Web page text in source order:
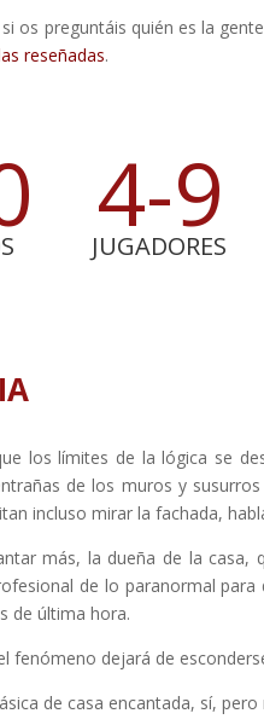
os preguntáis quién es la
reseñadas.
4-9
JUGADORES
los límites de la lógica se
de los muros y
incluso mirar la fachada,
más, la dueña de la
de lo paranormal
de última hora.
fenómeno dejará de
de casa encantada, sí,